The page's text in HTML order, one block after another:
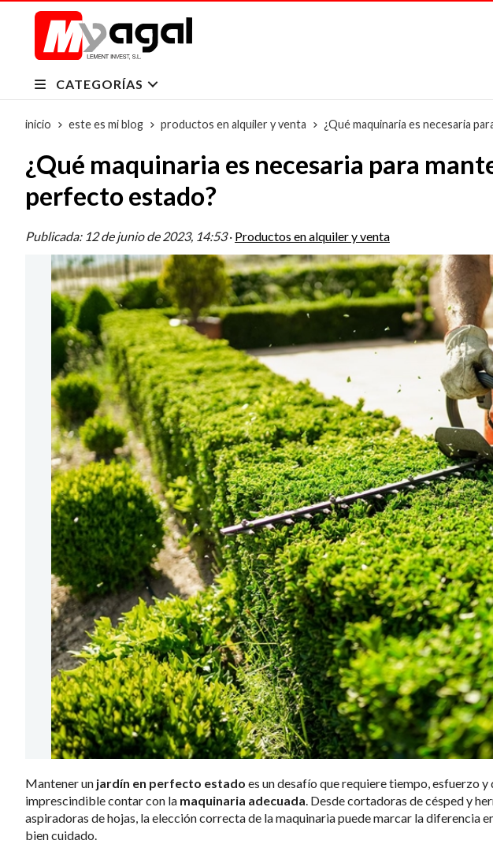
CATEGORÍAS
inicio este es mi blog productos en alquiler y venta ¿Qué maquinaria es necesaria
¿Qué maquinaria es necesaria para
perfecto estado?
Publicada: 12 de junio de 2023, 14:53· Productos en alquiler y venta
Mantener un jardín en perfecto estado es un desafío que requiere tiempo, esfuerzo
imprescindible contar con la maquinaria adecuada . Desde cortadoras de césped y
aspiradoras de hojas, la elección correcta de la maquinaria puede marcar la diferencia
bien cuidado.